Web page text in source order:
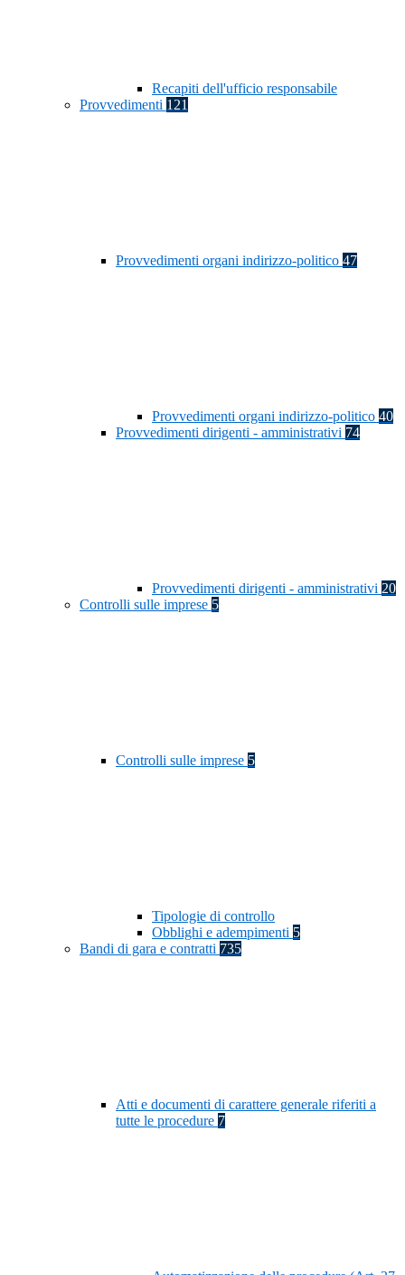
Recapiti dell'ufficio responsabile
Provvedimenti 121
Provvedimenti organi indirizzo-politico 47
Provvedimenti organi indirizzo-politico 40
Provvedimenti dirigenti - amministrativi 74
Provvedimenti dirigenti - amministrativi 20
Controlli sulle imprese 5
Controlli sulle imprese 5
Tipologie di controllo
Obblighi e adempimenti 5
Bandi di gara e contratti 735
Atti e documenti di carattere generale riferiti a
tutte le procedure 7